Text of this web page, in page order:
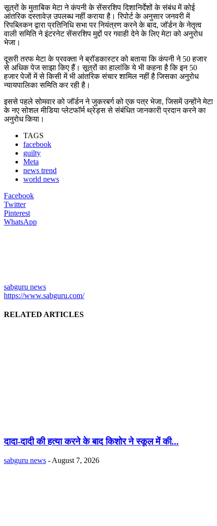
सूत्रों के मुताबिक मेटा ने कंपनी के सेंसरशिप दिशानिर्देशों के संबंध में कोई
आंतरिक दस्तावेज़ उपलब्ध नहीं कराया है। रिपोर्ट के अनुसार जनवरी में
रिपब्लिकन द्वारा प्रतिनिधि सभा पर नियंत्रण करने के बाद, जॉर्डन के नेतृत्व
वाली समिति ने इंटरनेट सेंसरशिप मुद्दों पर गवाही देने के लिए मेटा को अनुरोध
भेजा।
दूसरी तरफ मेटा के प्रवक्ता ने ब्रॉडकास्टर को बताया कि कंपनी ने 50 हजार
से अधिक पेज साझा किए हैं। सूत्रों का हालांकि ये भी कहना है कि इन 50
हजार पेजों में से किसी में भी आंतरिक संचार शामिल नहीं है जिसका अनुरोध
न्यायपालिका समिति कर रही है।
इससे पहले सोमवार को जॉर्डन ने जुकरबर्ग को एक पत्र भेजा, जिसमें उन्होंने मेटा
के नए सोशल मीडिया प्लेटफॉर्म थ्रेड्स से संबंधित जानकारी प्रदान करने का
अनुरोध किया।
TAGS
facebook
guilty
Meta
news trend
world news
Facebook
Twitter
Pinterest
WhatsApp
sabguru news
https://www.sabguru.com/
RELATED ARTICLES
दादा-दादी की हत्या करने के बाद किशोर ने स्कूल में की...
sabguru news - August 7, 2026